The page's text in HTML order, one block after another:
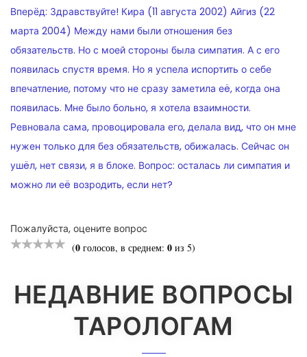
Вперёд: Здравствуйте! Кира (11 августа 2002) Айгиз (22
марта 2004) Между нами были отношения без
обязательств. Но с моей стороны была симпатия. А с его
появилась спустя время. Но я успела испортить о себе
впечатление, потому что не сразу заметила еë, когда она
появилась. Мне было больно, я хотела взаимности.
Ревновала сама, провоцировала его, делала вид, что он мне
нужен только для без обязательств, обижалась. Сейчас он
ушëл, нет связи, я в блоке. Вопрос: осталась ли симпатия и
можно ли еë возродить, если нет?
Пожалуйста, оцените вопрос
(0 голосов, в среднем: 0 из 5)
НЕДАВНИЕ ВОПРОСЫ
ТАРОЛОГАМ